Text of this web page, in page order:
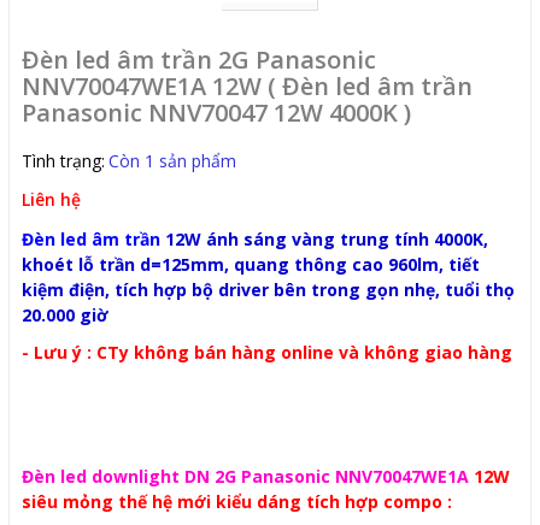
Đèn led âm trần 2G Panasonic
NNV70047WE1A 12W ( Đèn led âm trần
Panasonic NNV70047 12W 4000K )
Tình trạng: Còn 1 sản phẩm
Liên hệ
Đèn led âm trần 12W ánh sáng vàng trung tính 4000K,
khoét lỗ trần d=125mm, quang thông cao 960lm, tiết
kiệm điện, tích hợp bộ driver bên trong gọn nhẹ, tuổi thọ
20.000 giờ
- Lưu ý : CTy không bán hàng online và không giao hàng
Đèn led downlight DN 2G Panasonic NNV70047WE1A 12W
siêu mỏng thế hệ mới kiểu dáng tích hợp compo :